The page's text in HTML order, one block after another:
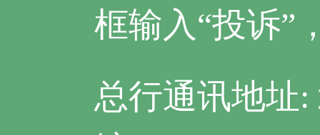
框输入“投诉”
总行通讯地址